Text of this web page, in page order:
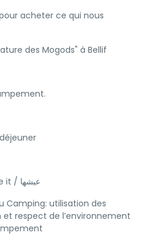
acheter ce qui nous
des Mogods" à Bellif
Camping: utilisation des
respect de l’environnement